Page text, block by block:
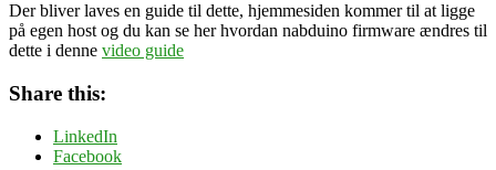
Der bliver laves en guide til dette, hjemmesiden kommer til at ligge
på egen host og du kan se her hvordan nabduino firmware ændres til
dette i denne video guide
Share this:
LinkedIn
Facebook